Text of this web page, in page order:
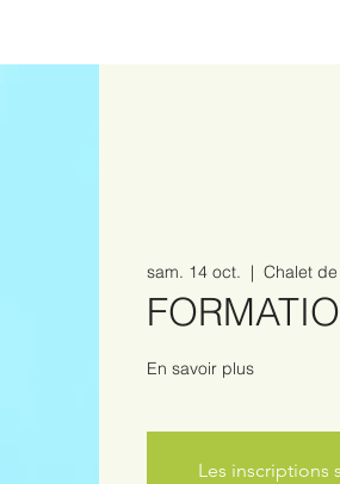
sam. 14 oct.
  |
Chalet
En savoir plus
Les inscriptions